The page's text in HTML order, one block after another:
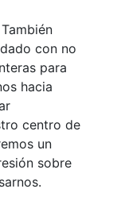
con no
para
hacia
centro de
un
sobre